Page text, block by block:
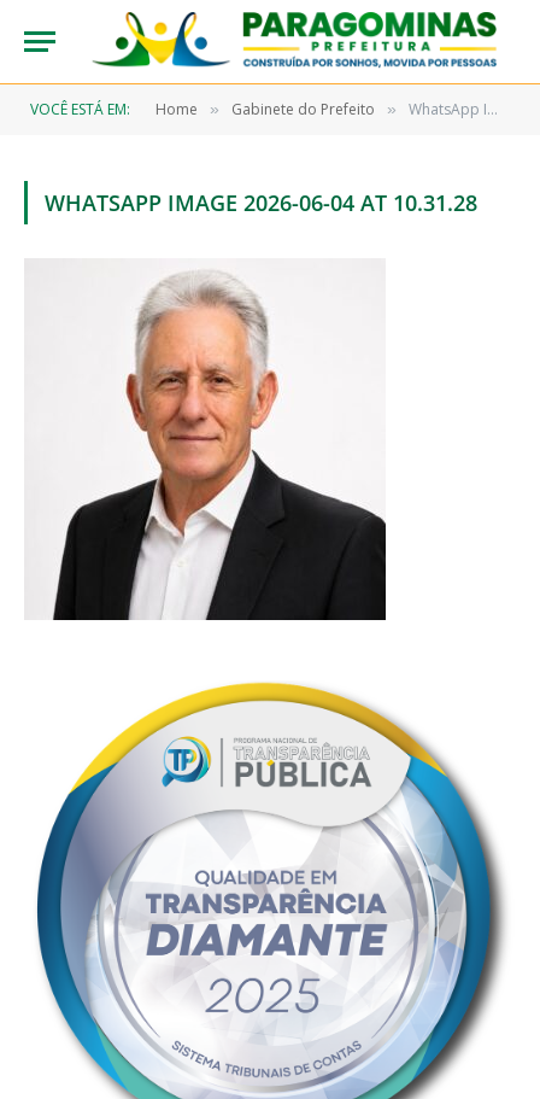
VOCÊ ESTÁ EM: Home » Gabinete do Prefeito » WhatsApp Image 2026-06-04 at 10.31.28
WHATSAPP IMAGE 2026-06-04 AT 10.31.28